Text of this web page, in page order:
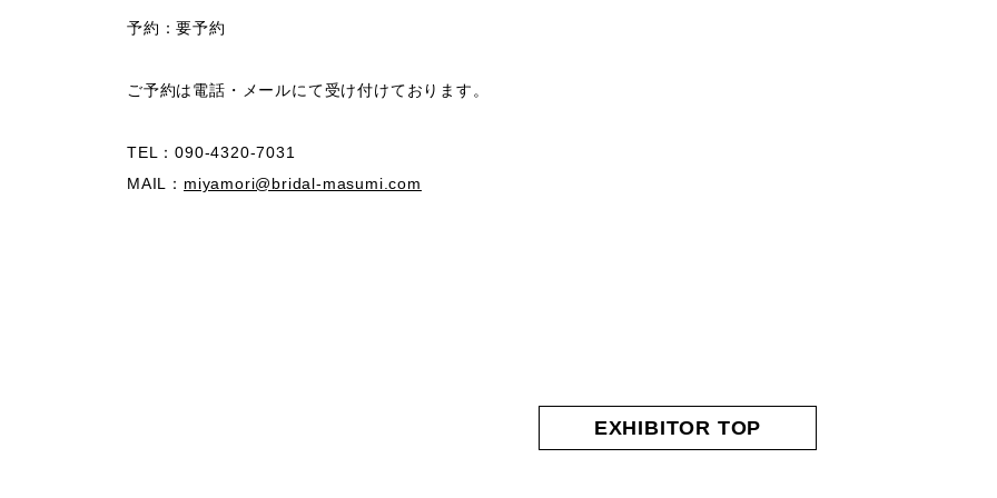
予約：要予約
ご予約は電話・メールにて受け付けております。
TEL：090-4320-7031
MAIL： miyamori@bridal-masumi.com
EXHIBITOR TOP